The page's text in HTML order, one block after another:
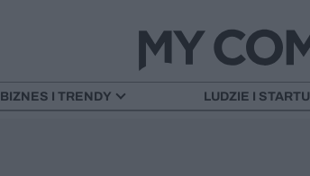
BIZNES I TRENDY LUDZIE I